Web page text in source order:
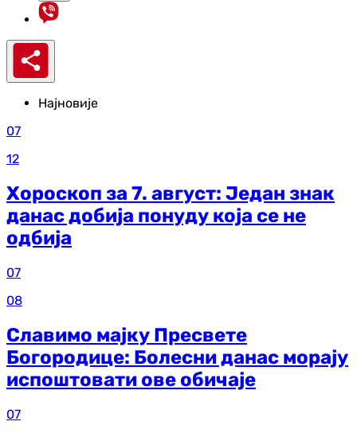
Најновије
07
12
Хороскоп за 7. август: Један знак
данас добија понуду која се не
одбија
07
08
Славимо мајку Пресвете
Богородице: Болесни данас морају
испоштовати ове обичаје
07